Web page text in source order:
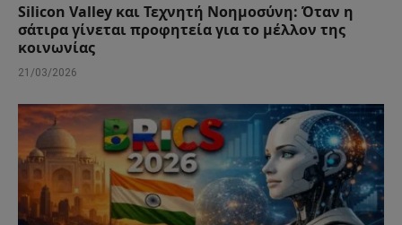
Silicon Valley και Τεχνητή Νοημοσύνη: Όταν η
σάτιρα γίνεται προφητεία για το μέλλον της
κοινωνίας
21/03/2026